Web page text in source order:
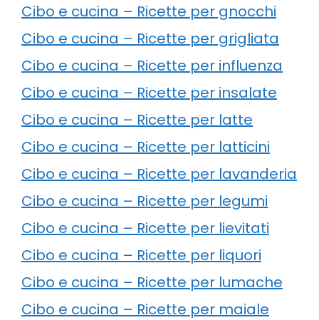
Cibo e cucina – Ricette per gnocchi
Cibo e cucina – Ricette per grigliata
Cibo e cucina – Ricette per influenza
Cibo e cucina – Ricette per insalate
Cibo e cucina – Ricette per latte
Cibo e cucina – Ricette per latticini
Cibo e cucina – Ricette per lavanderia
Cibo e cucina – Ricette per legumi
Cibo e cucina – Ricette per lievitati
Cibo e cucina – Ricette per liquori
Cibo e cucina – Ricette per lumache
Cibo e cucina – Ricette per maiale